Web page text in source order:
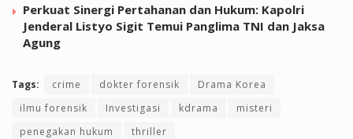
Perkuat Sinergi Pertahanan dan Hukum: Kapolri
Jenderal Listyo Sigit Temui Panglima TNI dan Jaksa
Agung
Tags: crime dokter forensik
Drama Korea
ilmu forensik
Investigasi kdrama
misteri
penegakan hukum
thriller